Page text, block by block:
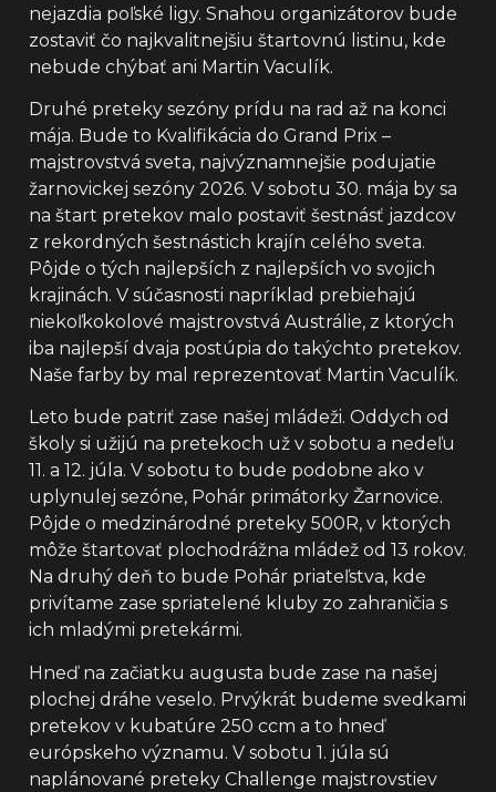
nejazdia poľské ligy. Snahou organizátorov bude
zostaviť čo najkvalitnejšiu štartovnú listinu, kde
nebude chýbať ani Martin Vaculík.
Druhé preteky sezóny prídu na rad až na konci
mája. Bude to Kvalifikácia do Grand Prix –
majstrovstvá sveta, najvýznamnejšie podujatie
žarnovickej sezóny 2026. V sobotu 30. mája by sa
na štart pretekov malo postaviť šestnásť jazdcov
z rekordných šestnástich krajín celého sveta.
Pôjde o tých najlepších z najlepších vo svojich
krajinách. V súčasnosti napríklad prebiehajú
niekoľkokolové majstrovstvá Austrálie, z ktorých
iba najlepší dvaja postúpia do takýchto pretekov.
Naše farby by mal reprezentovať Martin Vaculík.
Leto bude patriť zase našej mládeži. Oddych od
školy si užijú na pretekoch už v sobotu a nedeľu
11. a 12. júla. V sobotu to bude podobne ako v
uplynulej sezóne, Pohár primátorky Žarnovice.
Pôjde o medzinárodné preteky 500R, v ktorých
môže štartovať plochodrážna mládež od 13 rokov.
Na druhý deň to bude Pohár priateľstva, kde
privítame zase spriatelené kluby zo zahraničia s
ich mladými pretekármi.
Hneď na začiatku augusta bude zase na našej
plochej dráhe veselo. Prvýkrát budeme svedkami
pretekov v kubatúre 250 ccm a to hneď
európskeho významu. V sobotu 1. júla sú
naplánované preteky Challenge majstrovstiev